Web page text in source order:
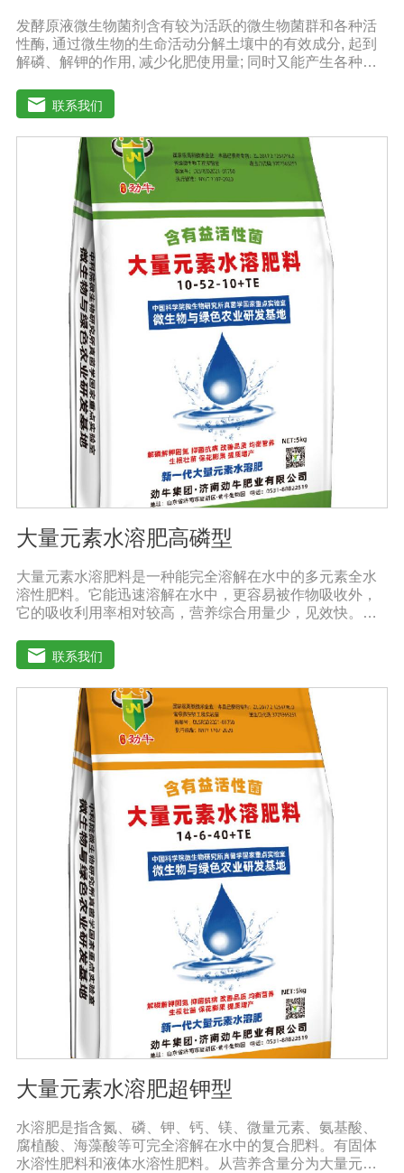
发酵原液微生物菌剂含有较为活跃的微生物菌群和各种活
性酶, 通过微生物的生命活动分解土壤中的有效成分, 起到
解磷、解钾的作用, 减少化肥使用量; 同时又能产生各种农
刺激调节植物生长; 并且能产生抗生素、系统防卫酶等多种
物质, 可以抑制细菌或真菌性病害或诱导系统抗性, 间接达
到促进植物生长的作用。【产品功能】1、改善土填养分疏
松土壤, 提高土壤通透性和保水保肥能力, 增加土壤有机质
防止板结, 有效解决因连工连作、重茬等原因造成的减产问
题。2、解磷解钾、提高化肥利用率有效菌能分解土壤中的
有机质, 减少氨肥的流失; 其中解钾解磷菌能将土壤中固化
的化学钾肥、化学磷肥分解转化为速效钾、速效磷。3、改
善作物品质使用菌剂后, 作物中的蛋白质、糖分、氮基酸、
维生素等有益成分含量有所提高, 起到改善作物品质的作
用。4、增强作物的抗逆性能、提高产量分泌赤霉素、细胞
分裂素、生长素等活性物质, 刺激、调节、促进作物的生长
发育, 增强农作物的抗逆性能, 有利于农作物的增产5、预
防、抑制细菌、真菌性病害如:小麦根腐病、镰刀菌、姜腐
病、黄萎病、灰葡萄孢、香蕉与棉花等枯萎病。
联系我们
大量元素水溶肥高磷型
大量元素水溶肥料是一种能完全溶解在水中的多元素全水
溶性肥料。它能迅速溶解在水中，更容易被作物吸收外，
它的吸收利用率相对较高，营养综合用量少，见效快。用
体肥料。使用方法：灌溉施肥，灌溉包括灌溉、滴灌等灌
溉方式，不仅节约用水，而且节约施肥，而且植物吸收
快。叶面施肥，将肥料稀释溶解在水中喷洒叶面，或溶解
在水中，均匀喷洒叶面，通过叶面孔进入植物，植物可以
通过叶片营养吸收，大大提高了肥料的吸收利用效率。利
用大量元素水溶性肥料收获的农产品，大大降低了农药残
留，确保了食用的绿色和安全。此外，作物中蛋白质、
糖、氨基酸、维生素等有益成分的含量显著增加，颗粒丰
满光滑，蔬菜和水果颜色明亮，也能减少烟硝酸盐的积
累，提高农产品的安全性。
联系我们
大量元素水溶肥超钾型
水溶肥是指含氮、磷、钾、钙、镁、微量元素、氨基酸、
腐植酸、海藻酸等可完全溶解在水中的复合肥料。有固体
水溶性肥料和液体水溶性肥料。从营养含量分为大量元素